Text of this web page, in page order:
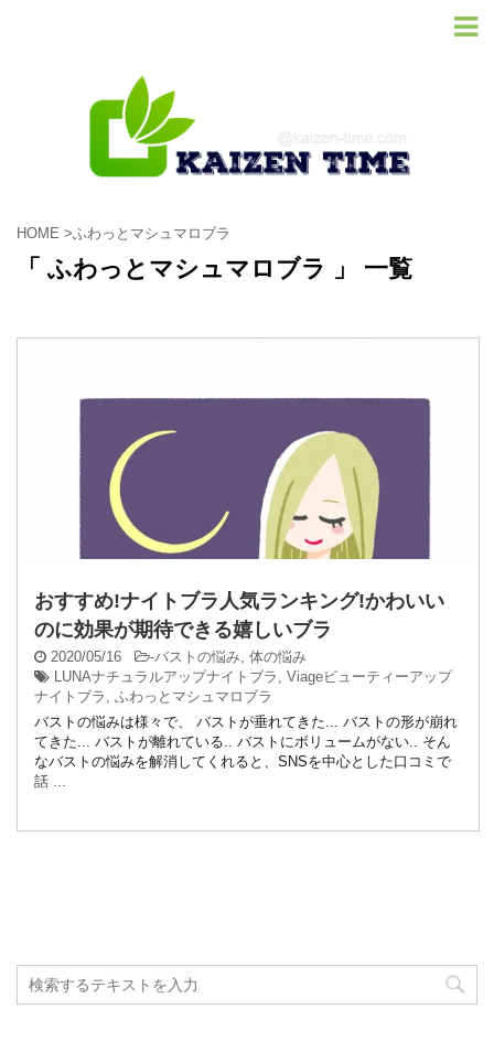
HOME >ふわっとマシュマロブラ
「 ふわっとマシュマロブラ 」 一覧
おすすめ!ナイトブラ人気ランキング!かわいい
のに効果が期待できる嬉しいブラ
2020/05/16 -バストの悩み 体の悩み
LUNAナチュラルアップナイトブラ
Viageビューティーアップ
ナイトブラ
ふわっとマシュマロブラ
バストの悩みは様々で、 バストが垂れてきた... バストの形が崩れ
てきた... バストが離れている.. バストにボリュームがない.. そん
なバストの悩みを解消してくれると、SNSを中心とした口コミで
話 ...